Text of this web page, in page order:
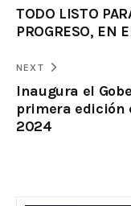
TODO LISTO
PROGRESO, EN
NEXT
Inaugura el
primera edición
2024